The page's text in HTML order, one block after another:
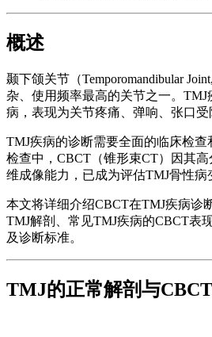
概述
颞下颌关节（Temporomandibular
杂、使用频率最高的关节之一。
病，表现为关节疼痛、弹响、张口受
TMJ疾病的诊断需要全面的临床检
检查中，CBCT（锥形束CT）因其
维成像能力，已成为评估TMJ骨性病
本文将详细介绍CBCT在TMJ疾病诊
TMJ解剖、常见TMJ疾病的CBCT表
及诊断标准。
TMJ的正常解剖与